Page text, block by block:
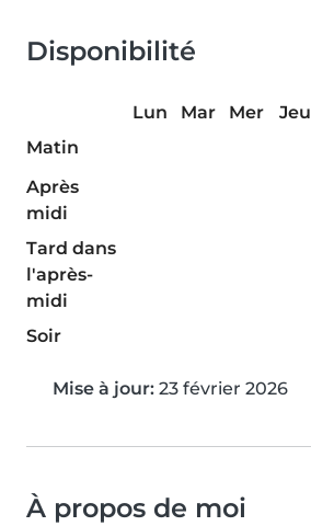
Disponibilité
Lun Mar Mer Jeu
Matin
Après
midi
Tard dans
l'après-
midi
Soir
Mise à jour: 23 février 2026
À propos de moi